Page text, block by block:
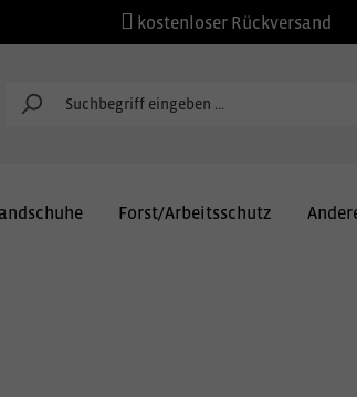
kostenloser Rückversand
Forst/Arbeitsschutz